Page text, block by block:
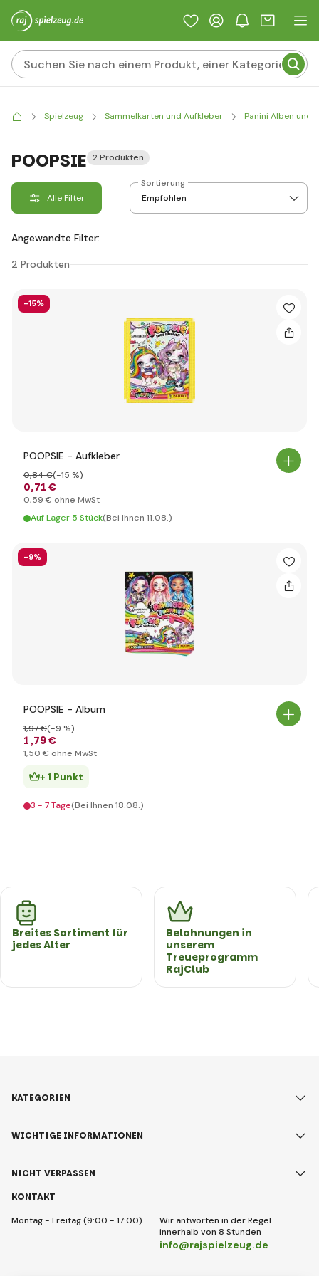
Spielzeug Sammelkarten und Aufkleber Panini Alben und
POOPSIE 2 Produkten
Alle Filter
Sortierung
Angewandte Filter:
2 Produkten
-15%
POOPSIE - Aufkleber
0,71 €
0,84 €(-15 %)
0,59 € ohne MwSt
Auf Lager 5 Stück(Bei Ihnen 11.08.)
-9%
POOPSIE - Album
1,79 €
1,97 €(-9 %)
1,50 € ohne MwSt
+ 1 Punkt
3 - 7 Tage(Bei Ihnen 18.08.)
Breites Sortiment für
jedes Alter
Belohnungen in
unserem
Treueprogramm
RajClub
KONTAKT
Montag - Freitag (9:00 - 17:00)
Wir antworten in der Regel
innerhalb von 8 Stunden
info@rajspielzeug.de
KATEGORIEN
WICHTIGE INFORMATIONEN
NICHT VERPASSEN